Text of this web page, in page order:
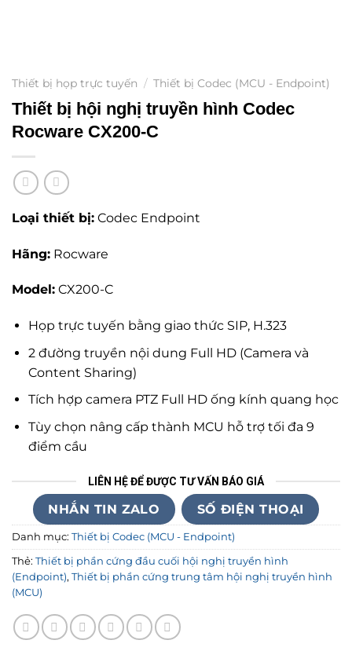
Thiết bị họp trực tuyến / Thiết bị Codec (MCU - Endpoint)
Thiết bị hội nghị truyền hình Codec
Rocware CX200-C
Loại thiết bị: Codec Endpoint
Hãng: Rocware
Model: CX200-C
Họp trực tuyến bằng giao thức SIP, H.323
2 đường truyền nội dung Full HD (Camera và
Content Sharing)
Tích hợp camera PTZ Full HD ống kính quang học
Tùy chọn nâng cấp thành MCU hỗ trợ tối đa 9
điểm cầu
LIÊN HỆ ĐỂ ĐƯỢC TƯ VẤN BÁO GIÁ
NHẮN TIN ZALO SỐ ĐIỆN THOẠI
Danh mục: Thiết bị Codec (MCU - Endpoint)
Thẻ: Thiết bị phần cứng đầu cuối hội nghị truyền hình
(Endpoint), Thiết bị phần cứng trung tâm hội nghị truyền hình
(MCU)